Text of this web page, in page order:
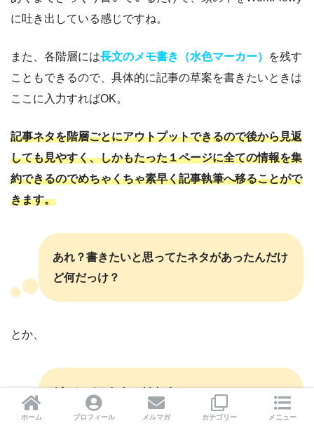
に吐き出している感じですね。
また、各階層には長文のメモ書き（水色マーカー）
を残す
こともできるので、具体的に記事の草案を書きたいときは
ここに入力すればOK。
記事ネタを階層ごとにアウトプットできるので後から見返
しても見やすく、しかもたった１ページに全ての情報を集
約できるのでめちゃくちゃ素早く記事執筆へ移ることがで
きます。
あれ？書きたいと思ってたネタがあったんだけ
ど何だっけ？
とか、
どこにメモしたっけな？
ホーム プロフィール メルマガ カテゴリー メニュー